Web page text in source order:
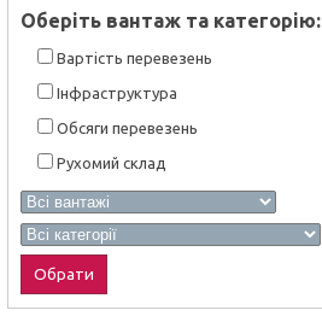
Оберiть вантаж та категорiю:
Вартiсть перевезень
Інфраструктура
Обсяги перевезень
Рухомий склад